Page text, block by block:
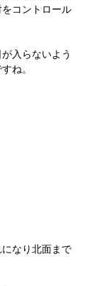
コントロール
入らないよう
ね。
なり北面まで